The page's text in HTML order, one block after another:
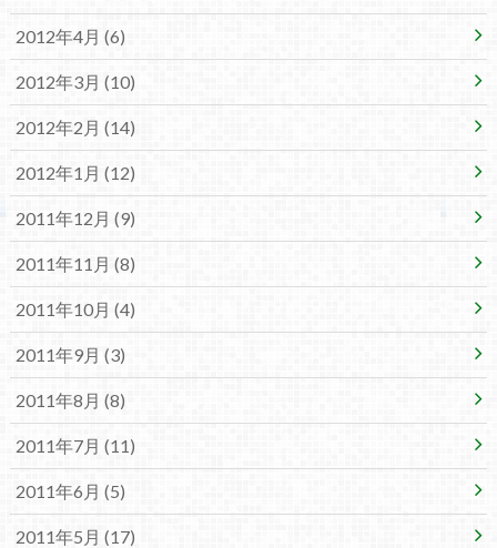
2012年4月 (6)
2012年3月 (10)
2012年2月 (14)
2012年1月 (12)
2011年12月 (9)
2011年11月 (8)
2011年10月 (4)
2011年9月 (3)
2011年8月 (8)
2011年7月 (11)
2011年6月 (5)
2011年5月 (17)